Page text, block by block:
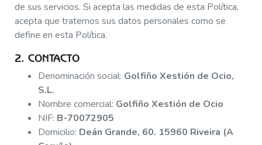
de sus servicios. Si acepta las medidas de esta Política,
acepta que tratemos sus datos personales como se
define en esta Política.
2. CONTACTO
Denominación social: Golfiño Xestión de Ocio,
S.L.
Nombre comercial: Golfiño Xestión de Ocio
NIF: B-70072905
Domicilio: Deán Grande, 60. 15960 Riveira (A